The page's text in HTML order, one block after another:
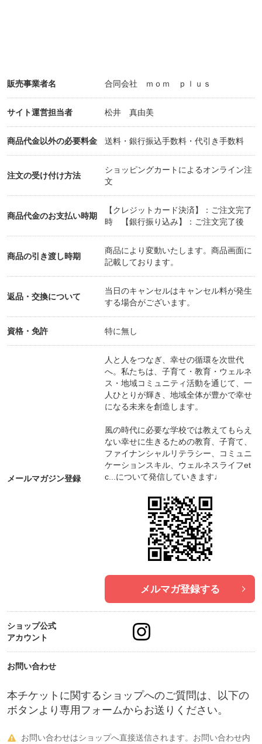
販売事業者名 合同会社 ｍｏｍ ｐｌｕｓ
サイト運営担当者 松井 真由美
商品代金以外の必要料金 送料・銀行振込手数料・代引き手数料
注文の受け付け方法
ショッピングカートによるオンライン注
文
商品代金のお支払い時期
【クレジットカード決済】：ご注文完了
時 【銀行振り込み】：ご注文完了後
商品の引き渡し時期
商品により変動いたします。商品画面に
記載しております。
返品・交換について
当日のキャンセルはキャンセル料が発生
する場合がございます。
資格・免許 特に無し
メールマガジン登録
人と人をつなぎ、幸せの循環を次世代
へ。私たちは、子育て・教育・ウェルネ
ス・地域コミュニティ活動を通じて、一
人ひとりが輝き、地域全体が豊かで幸せ
になる未来を創造します。
風の時代に必要な学校では教えてもらえ
ない幸せに生きるための教育、子育て、
ファイナンシャルリテラシー、コミュニ
ケーションスキル、ウェルネスライフet
c...について発信していきます♩
メルマガ登録する
ショップ公式
アカウント
お問い合わせ
本チケットに関するショップへのご質問は、以下の
ボタンより専用フォームからお送りください。

お問い合わせはショップへ直接送信されます。お問い合わせ内